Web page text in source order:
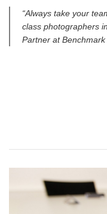
“Always take your
class photographers
Partner at Benchmark